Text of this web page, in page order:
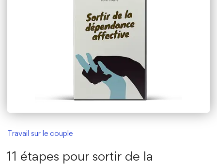
Travail sur le couple
11 étapes pour sortir de la